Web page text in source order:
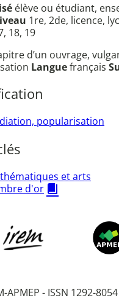
élève ou étudiant,
1re, 2de, licence,
18, 19
d’un ouvrage,
Languefrançais
popularisation
et arts
d'or
APMEP - ISSN 1292-